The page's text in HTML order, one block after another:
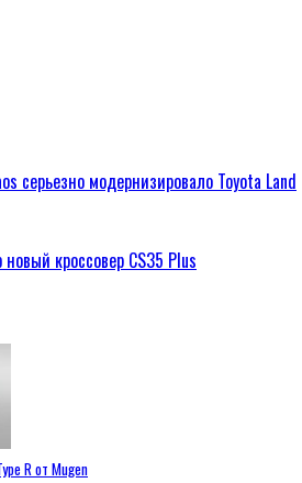
серьезно модернизировало Toyota Land
кроссовер CS35 Plus
R от Mugen